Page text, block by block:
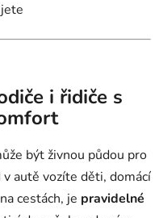
i řidiče s
být živnou půdou pro
autě vozíte děti, domácí
cestách, je pravidelné